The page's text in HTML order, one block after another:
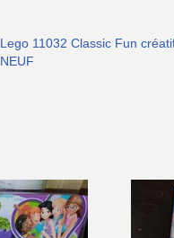
Lego 11032 Classic Fun
NEUF